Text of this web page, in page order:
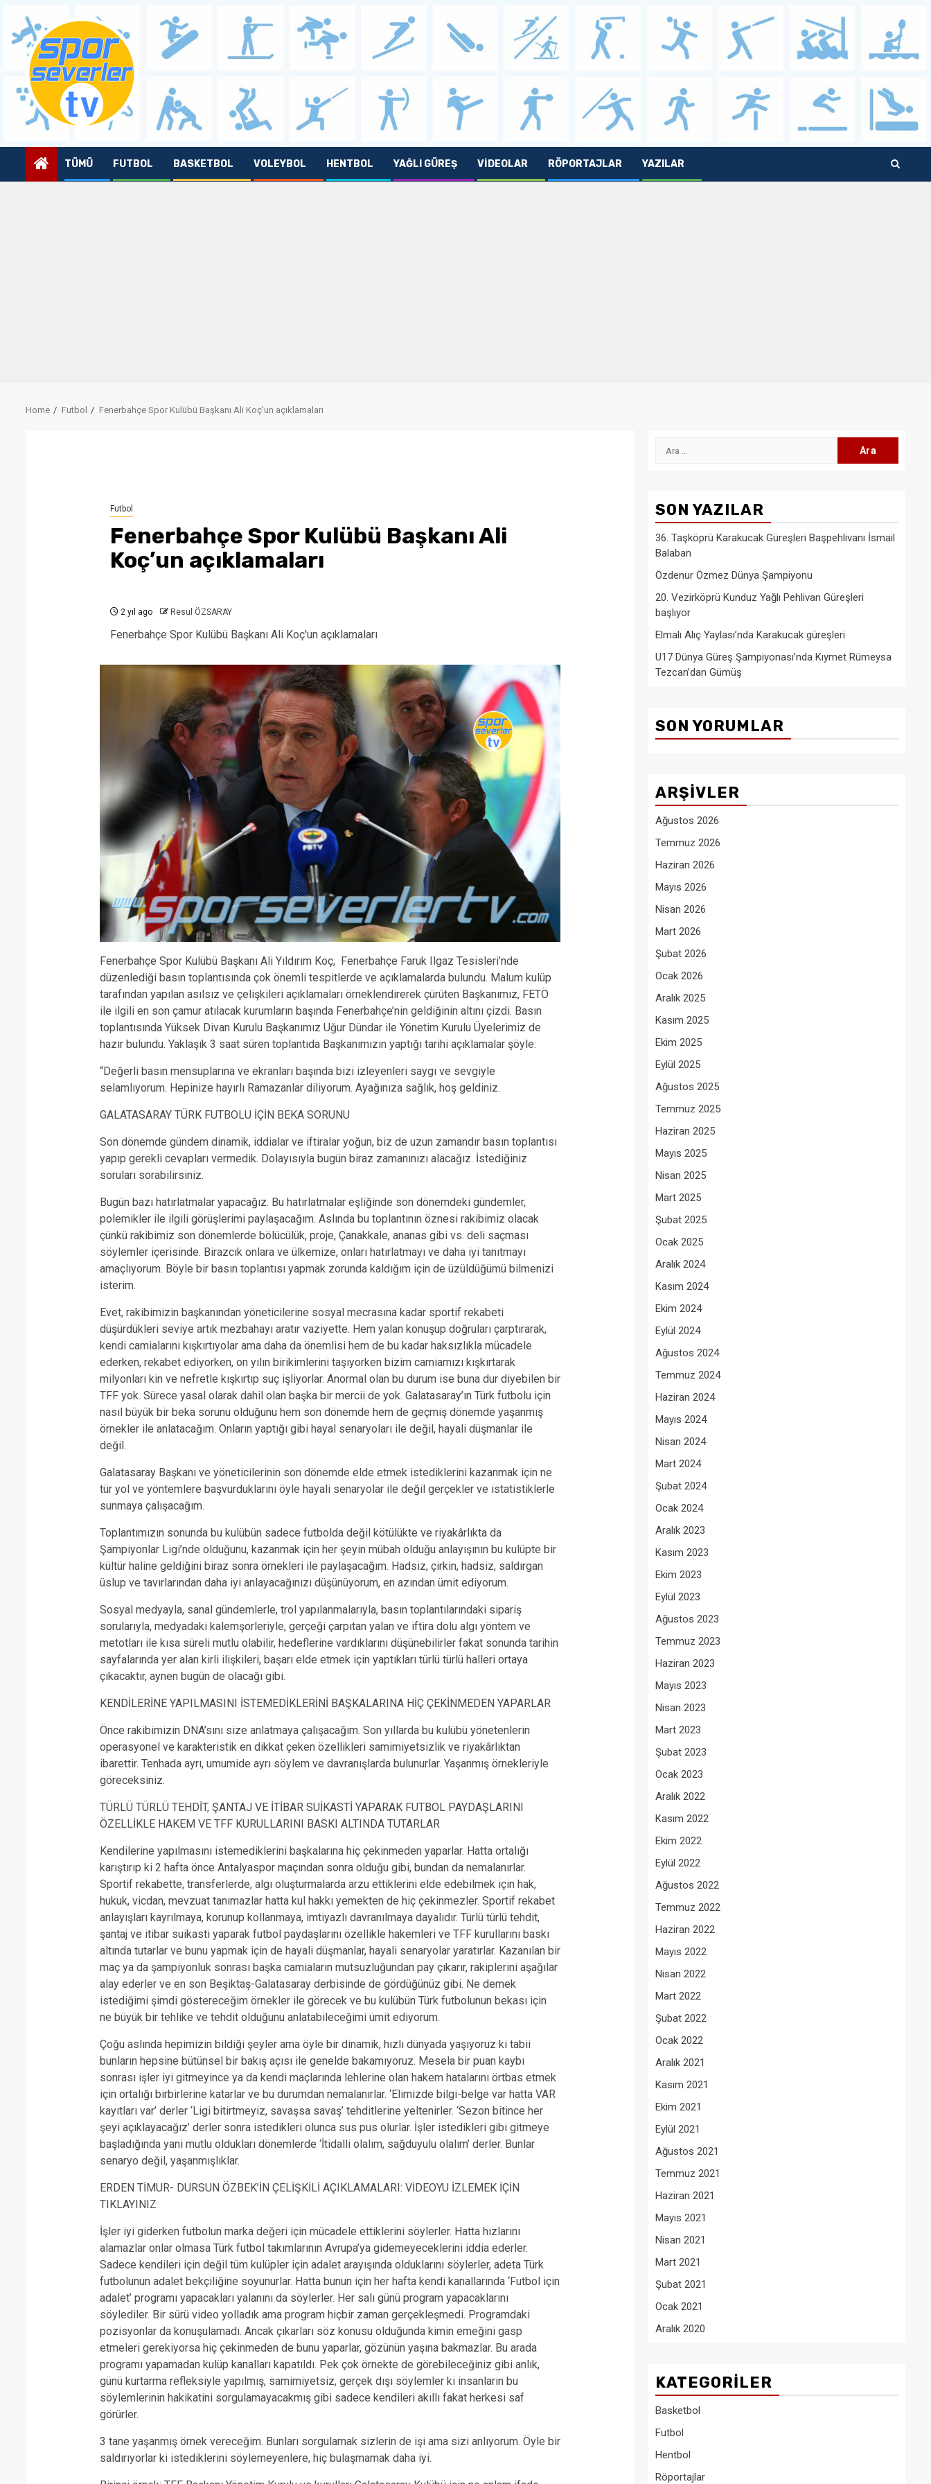
content
TÜMÜ FUTBOL BASKETBOL VOLEYBOL HENTBOL YAĞLI GÜREŞ VIDEOLAR RÖPORTAJLAR YAZILAR
Home Futbol Fenerbahçe Spor Kulübü Başkanı Ali Koç’un açıklamaları
Futbol
Fenerbahçe Spor Kulübü Başkanı Ali
Koç’un açıklamaları
2 yıl ago Resul ÖZSARAY
Fenerbahçe Spor Kulübü Başkanı Ali Koç'un açıklamaları
Fenerbahçe Spor Kulübü Başkanı Ali Yıldırım Koç, Fenerbahçe Faruk Ilgaz Tesisleri’nde
düzenlediği basın toplantısında çok önemli tespitlerde ve açıklamalarda bulundu. Malum kulüp
tarafından yapılan asılsız ve çelişkileri açıklamaları örneklendirerek çürüten Başkanımız, FETÖ
ile ilgili en son çamur atılacak kurumların başında Fenerbahçe’nin geldiğinin altını çizdi. Basın
toplantısında Yüksek Divan Kurulu Başkanımız Uğur Dündar ile Yönetim Kurulu Üyelerimiz de
hazır bulundu. Yaklaşık 3 saat süren toplantıda Başkanımızın yaptığı tarihi açıklamalar şöyle:
“Değerli basın mensuplarına ve ekranları başında bizi izleyenleri saygı ve sevgiyle
selamlıyorum. Hepinize hayırlı Ramazanlar diliyorum. Ayağınıza sağlık, hoş geldiniz.
GALATASARAY TÜRK FUTBOLU İÇİN BEKA SORUNU
Son dönemde gündem dinamik, iddialar ve iftiralar yoğun, biz de uzun zamandır basın toplantısı
yapıp gerekli cevapları vermedik. Dolayısıyla bugün biraz zamanınızı alacağız. İstediğiniz
soruları sorabilirsiniz.
Bugün bazı hatırlatmalar yapacağız. Bu hatırlatmalar eşliğinde son dönemdeki gündemler,
polemikler ile ilgili görüşlerimi paylaşacağım. Aslında bu toplantının öznesi rakibimiz olacak
çünkü rakibimiz son dönemlerde bölücülük, proje, Çanakkale, ananas gibi vs. deli saçması
söylemler içerisinde. Birazcık onlara ve ülkemize, onları hatırlatmayı ve daha iyi tanıtmayı
amaçlıyorum. Böyle bir basın toplantısı yapmak zorunda kaldığım için de üzüldüğümü bilmenizi
isterim.
Evet, rakibimizin başkanından yöneticilerine sosyal mecrasına kadar sportif rekabeti
düşürdükleri seviye artık mezbahayı aratır vaziyette. Hem yalan konuşup doğruları çarptırarak,
kendi camialarını kışkırtıyolar ama daha da önemlisi hem de bu kadar haksızlıkla mücadele
ederken, rekabet ediyorken, on yılın birikimlerini taşıyorken bizim camiamızı kışkırtarak
milyonları kin ve nefretle kışkırtıp suç işliyorlar. Anormal olan bu durum ise buna dur diyebilen bir
TFF yok. Sürece yasal olarak dahil olan başka bir mercii de yok. Galatasaray’ın Türk futbolu için
nasıl büyük bir beka sorunu olduğunu hem son dönemde hem de geçmiş dönemde yaşanmış
örnekler ile anlatacağım. Onların yaptığı gibi hayal senaryoları ile değil, hayali düşmanlar ile
değil.
Galatasaray Başkanı ve yöneticilerinin son dönemde elde etmek istediklerini kazanmak için ne
tür yol ve yöntemlere başvurduklarını öyle hayali senaryolar ile değil gerçekler ve istatistiklerle
sunmaya çalışacağım.
Toplantımızın sonunda bu kulübün sadece futbolda değil kötülükte ve riyakârlıkta da
Şampiyonlar Ligi’nde olduğunu, kazanmak için her şeyin mübah olduğu anlayışının bu kulüpte bir
kültür haline geldiğini biraz sonra örnekleri ile paylaşacağım. Hadsiz, çirkin, hadsiz, saldırgan
üslup ve tavırlarından daha iyi anlayacağınızı düşünüyorum, en azından ümit ediyorum.
Sosyal medyayla, sanal gündemlerle, trol yapılanmalarıyla, basın toplantılarındaki sipariş
sorularıyla, medyadaki kalemşorleriyle, gerçeği çarpıtan yalan ve iftira dolu algı yöntem ve
metotları ile kısa süreli mutlu olabilir, hedeflerine vardıklarını düşünebilirler fakat sonunda tarihin
sayfalarında yer alan kirli ilişkileri, başarı elde etmek için yaptıkları türlü türlü halleri ortaya
çıkacaktır, aynen bugün de olacağı gibi.
KENDİLERİNE YAPILMASINI İSTEMEDİKLERİNİ BAŞKALARINA HİÇ ÇEKİNMEDEN YAPARLAR
Önce rakibimizin DNA’sını size anlatmaya çalışacağım. Son yıllarda bu kulübü yönetenlerin
operasyonel ve karakteristik en dikkat çeken özellikleri samimiyetsizlik ve riyakârlıktan
ibarettir. Tenhada ayrı, umumide ayrı söylem ve davranışlarda bulunurlar. Yaşanmış örnekleriyle
göreceksiniz.
TÜRLÜ TÜRLÜ TEHDİT, ŞANTAJ VE İTİBAR SUİKASTİ YAPARAK FUTBOL PAYDAŞLARINI
ÖZELLİKLE HAKEM VE TFF KURULLARINI BASKI ALTINDA TUTARLAR
Kendilerine yapılmasını istemediklerini başkalarına hiç çekinmeden yaparlar. Hatta ortalığı
karıştırıp ki 2 hafta önce Antalyaspor maçından sonra olduğu gibi, bundan da nemalanırlar.
Sportif rekabette, transferlerde, algı oluşturmalarda arzu ettiklerini elde edebilmek için hak,
hukuk, vicdan, mevzuat tanımazlar hatta kul hakkı yemekten de hiç çekinmezler. Sportif rekabet
anlayışları kayrılmaya, korunup kollanmaya, imtiyazlı davranılmaya dayalıdır. Türlü türlü tehdit,
şantaj ve itibar suikasti yaparak futbol paydaşlarını özellikle hakemleri ve TFF kurullarını baskı
altında tutarlar ve bunu yapmak için de hayali düşmanlar, hayali senaryolar yaratırlar. Kazanılan bir
maç ya da şampiyonluk sonrası başka camiaların mutsuzluğundan pay çıkarır, rakiplerini aşağılar
alay ederler ve en son Beşiktaş-Galatasaray derbisinde de gördüğünüz gibi. Ne demek
istediğimi şimdi göstereceğim örnekler ile görecek ve bu kulübün Türk futbolunun bekası için
ne büyük bir tehlike ve tehdit olduğunu anlatabileceğimi ümit ediyorum.
Çoğu aslında hepimizin bildiği şeyler ama öyle bir dinamik, hızlı dünyada yaşıyoruz ki tabii
bunların hepsine bütünsel bir bakış açısı ile genelde bakamıyoruz. Mesela bir puan kaybı
sonrası işler iyi gitmeyince ya da kendi maçlarında lehlerine olan hakem hatalarını örtbas etmek
için ortalığı birbirlerine katarlar ve bu durumdan nemalanırlar. ‘Elimizde bilgi-belge var hatta VAR
kayıtları var’ derler ‘Ligi bitirtmeyiz, savaşsa savaş’ tehditlerine yeltenirler. ‘Sezon bitince her
şeyi açıklayacağız’ derler sonra istedikleri olunca sus pus olurlar. İşler istedikleri gibi gitmeye
başladığında yani mutlu oldukları dönemlerde ‘İtidalli olalım, sağduyulu olalım’ derler. Bunlar
senaryo değil, yaşanmışlıklar.
ERDEN TİMUR- DURSUN ÖZBEK’İN ÇELİŞKİLİ AÇIKLAMALARI: VİDEOYU İZLEMEK İÇİN
TIKLAYINIZ
İşler iyi giderken futbolun marka değeri için mücadele ettiklerini söylerler. Hatta hızlarını
alamazlar onlar olmasa Türk futbol takımlarının Avrupa’ya gidemeyeceklerini iddia ederler.
Sadece kendileri için değil tüm kulüpler için adalet arayışında olduklarını söylerler, adeta Türk
futbolunun adalet bekçiliğine soyunurlar. Hatta bunun için her hafta kendi kanallarında ‘Futbol için
adalet’ programı yapacakları yalanını da söylerler. Her salı günü program yapacaklarını
söylediler. Bir sürü video yolladık ama program hiçbir zaman gerçekleşmedi. Programdaki
pozisyonlar da konuşulamadı. Ancak çıkarları söz konusu olduğunda kimin emeğini gasp
etmeleri gerekiyorsa hiç çekinmeden de bunu yaparlar, gözünün yaşına bakmazlar. Bu arada
programı yapamadan kulüp kanalları kapatıldı. Pek çok örnekte de görebileceğiniz gibi anlık,
günü kurtarma refleksiyle yapılmış, samimiyetsiz, gerçek dışı söylemler ki insanların bu
söylemlerinin hakikatini sorgulamayacakmış gibi sadece kendileri akıllı fakat herkesi saf
görürler.
3 tane yaşanmış örnek vereceğim. Bunları sorgulamak sizlerin de işi ama sizi anlıyorum. Öyle bir
saldırıyorlar ki istediklerini söylemeyenlere, hiç bulaşmamak daha iyi.
Arama:
SON YAZILAR
36. Taşköprü Karakucak Güreşleri Başpehlivanı İsmail
Balaban
Özdenur Özmez Dünya Şampiyonu
20. Vezirköprü Kunduz Yağlı Pehlivan Güreşleri
başlıyor
Elmalı Alıç Yaylası’nda Karakucak güreşleri
U17 Dünya Güreş Şampiyonası’nda Kıymet Rümeysa
Tezcan’dan Gümüş
SON YORUMLAR
ARŞIVLER
Ağustos 2026
Temmuz 2026
Haziran 2026
Mayıs 2026
Nisan 2026
Mart 2026
Şubat 2026
Ocak 2026
Aralık 2025
Kasım 2025
Ekim 2025
Eylül 2025
Ağustos 2025
Temmuz 2025
Haziran 2025
Mayıs 2025
Nisan 2025
Mart 2025
Şubat 2025
Ocak 2025
Aralık 2024
Kasım 2024
Ekim 2024
Eylül 2024
Ağustos 2024
Temmuz 2024
Haziran 2024
Mayıs 2024
Nisan 2024
Mart 2024
Şubat 2024
Ocak 2024
Aralık 2023
Kasım 2023
Ekim 2023
Eylül 2023
Ağustos 2023
Temmuz 2023
Haziran 2023
Mayıs 2023
Nisan 2023
Mart 2023
Şubat 2023
Ocak 2023
Aralık 2022
Kasım 2022
Ekim 2022
Eylül 2022
Ağustos 2022
Temmuz 2022
Haziran 2022
Mayıs 2022
Nisan 2022
Mart 2022
Şubat 2022
Ocak 2022
Aralık 2021
Kasım 2021
Ekim 2021
Eylül 2021
Ağustos 2021
Temmuz 2021
Haziran 2021
Mayıs 2021
Nisan 2021
Mart 2021
Şubat 2021
Ocak 2021
Aralık 2020
KATEGORILER
Basketbol
Futbol
Hentbol
Röportajlar